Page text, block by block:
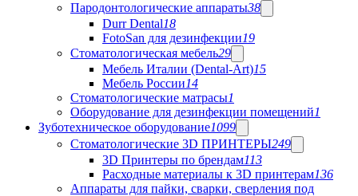
Пародонтологические аппараты38
Durr Dental18
FotoSan для дезинфекции19
Стоматологическая мебель29
Мебель Италии (Dental-Art)15
Мебель России14
Стоматологические матрасы1
Оборудование для дезинфекции помещений1
Зуботехническое оборудование1099
Стоматологические 3D ПРИНТЕРЫ249
3D Принтеры по брендам113
Расходные материалы к 3D принтерам136
Аппараты для пайки, сварки, сверления под